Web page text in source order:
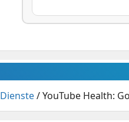
Dienste/YouTube Health: